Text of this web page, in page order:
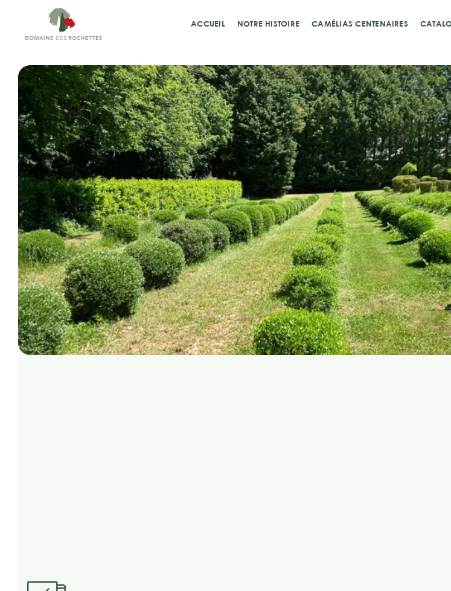
contenu
ACCUEIL NOTRE HISTOIRE CAMÉLIAS CENTENAIRES